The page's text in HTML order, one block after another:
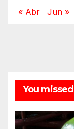
« Abr Jun »
You missed